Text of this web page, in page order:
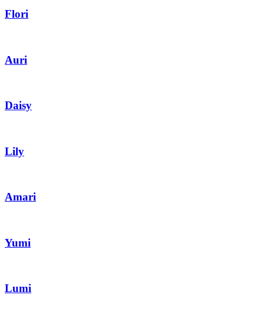
Flori
Auri
Daisy
Lily
Amari
Yumi
Lumi